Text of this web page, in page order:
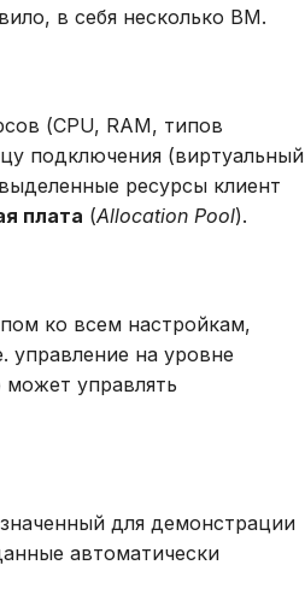
в себя несколько ВМ.
(CPU, RAM, типов
подключения (виртуальный
ресурсы клиент
плата (Allocation Pool).
ко всем настройкам,
управление на уровне
управлять
для демонстрации
автоматически